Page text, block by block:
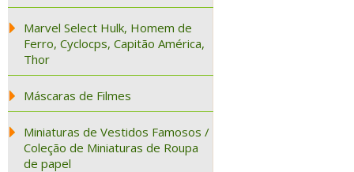
Marvel Select Hulk, Homem de
Ferro, Cyclocps, Capitão América,
Thor
Máscaras de Filmes
Miniaturas de Vestidos Famosos /
Coleção de Miniaturas de Roupa
de papel